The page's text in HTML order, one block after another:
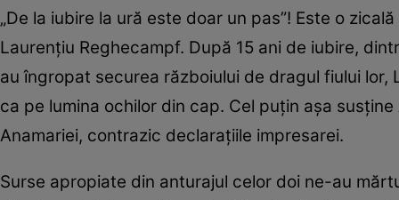
„De la iubire la ură este doar un pas”! Este o
Laurențiu Reghecampf. După 15 ani de iubire,
au îngropat securea războiului de dragul fiului
ca pe lumina ochilor din cap. Cel puțin așa
Anamariei, contrazic declarațiile impresarei.
Surse apropiate din anturajul celor doi ne-au